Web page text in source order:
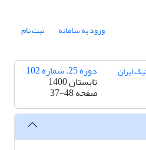
ورود به سامانه ثبت نام
دوره 25، شماره 102
تابستان 1400
صفحه37-48